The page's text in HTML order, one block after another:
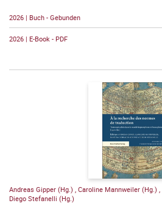
2026 | Buch - Gebunden
2026 | E-Book - PDF
Andreas Gipper (Hg.) , Caroline Mannweiler (Hg.) ,
Diego Stefanelli (Hg.)